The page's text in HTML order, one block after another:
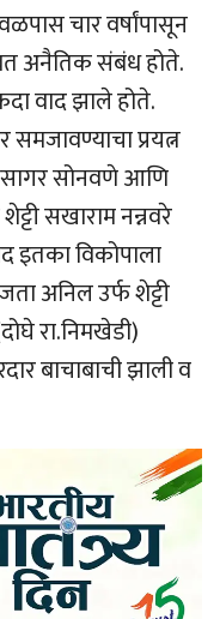
चार वर्षांपासून
अनैतिक संबंध होते.
वाद झाले होते.
समजावण्याचा प्रयत्न
सागर सोनवणे आणि
सखाराम नन्नवरे
इतका विकोपाला
अनिल उर्फ शेट्टी
रा.निमखेडी)
बाचाबाची झाली व